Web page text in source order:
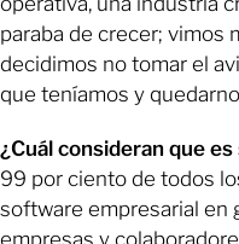
paraba de crecer; vimos
decidimos no tomar el
que teníamos y
¿Cuál consideran que
99 por ciento de todos
software empresarial en
empresas y